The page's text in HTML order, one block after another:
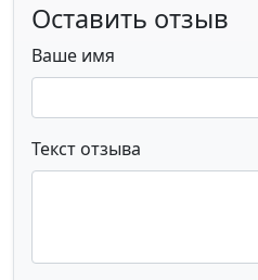
Оставить отзыв
Ваше имя
Текст отзыва